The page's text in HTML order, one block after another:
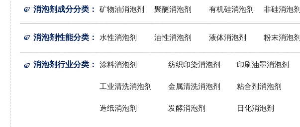
消泡剂成分分类 ： 矿物油消泡剂 聚醚消泡剂 有机硅消泡剂 非硅消泡剂
消泡剂性能分类 ： 水性消泡剂 油性消泡剂 液体消泡剂 粉末消泡剂
消泡剂行业分类 ： 涂料消泡剂 纺织印染消泡剂 印刷油墨消泡剂
工业清洗消泡剂 金属清洗消泡剂 粘合剂消泡剂
造纸消泡剂 发酵消泡剂 日化消泡剂